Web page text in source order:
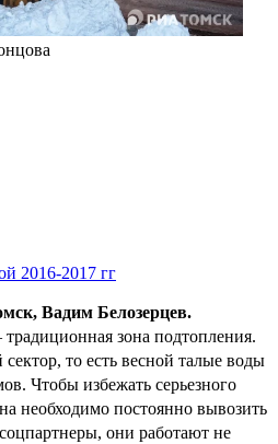
2016-2017 гг
Вадим Белозерцев.
зона подтопления.
то есть весной талые воды
Чтобы избежать серьезного
необходимо постоянно вывозить
они работают не